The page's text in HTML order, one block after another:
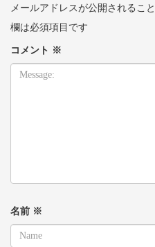
メールアドレスが公開されるこ
欄は必須項目です
コメント ※
名前 ※